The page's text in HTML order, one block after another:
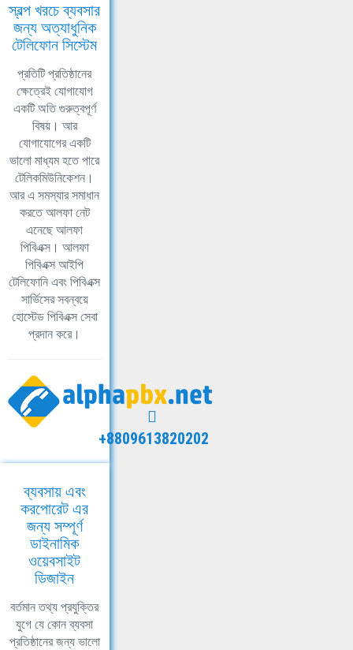
স্বল্প খরচে ব্যবসার
জন্য অত্যাধুনিক
টেলিফোন সিস্টেম
প্রতিটি প্রতিষ্ঠানের
ক্ষেত্রেই যোগাযোগ
একটি অতি গুরুত্বপূর্ণ
বিষয়। আর
যোগাযোগের একটি
ভালো মাধ্যম হতে পারে
টেলিকমিউনিকেশন।
আর এ সমস্যার সমাধান
করতে আলফা নেট
এনেছে আলফা
পিবিএক্স। আলফা
পিবিএক্স আইপি
টেলিফোনি এবং পিবিএক্স
সার্ভিসের সবন্বয়ে
হোস্টেড পিবিএক্স সেবা
প্রদান করে।
+8809613820202
ব্যবসায় এবং
করপোরেট এর
জন্য সম্পূর্ণ
ডাইনামিক
ওয়েবসাইট
ডিজাইন
বর্তমান তথ্য প্রযুক্তির
যুগে যে কোন ব্যবসা
প্রতিষ্ঠানের জন্য ভালো